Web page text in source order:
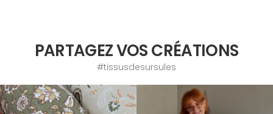
PARTAGEZ VOS CRÉATIONS
#tissusdesursules